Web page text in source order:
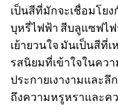
เป็นสีที่มักจะเชื่อมโย
บุหรี่ไฟฟ้า สีบลูแซฟไ
เย้ายวนใจ มันเป็นสี
รสนิยมที่เข้าใจในคว
ประกายเงางามและ
ถึงความหรูหราและค